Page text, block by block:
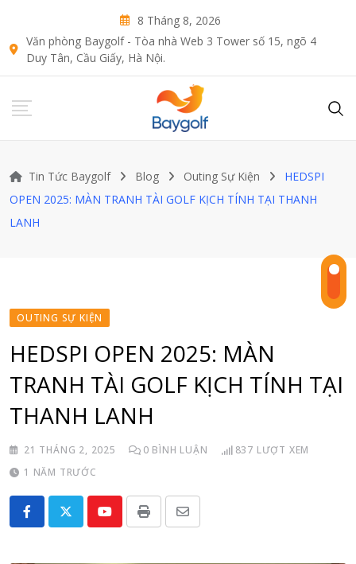
content
8 Tháng 8, 2026
Văn phòng Baygolf - Tòa nhà Web 3 Tower số 15, ngõ 4
Duy Tân, Cầu Giấy, Hà Nội.
Tin Tức Baygolf Blog Outing Sự Kiện
HEDSPI
OPEN 2025: MÀN TRANH TÀI GOLF KỊCH TÍNH TẠI THANH
LANH
OUTING SỰ KIỆN
HEDSPI OPEN 2025: MÀN
TRANH TÀI GOLF KỊCH TÍNH TẠI
THANH LANH
21 THÁNG 2, 2025 0 BÌNH LUẬN 837 LƯỢT XEM
1 NĂM TRƯỚC
YoutubePrint
Share